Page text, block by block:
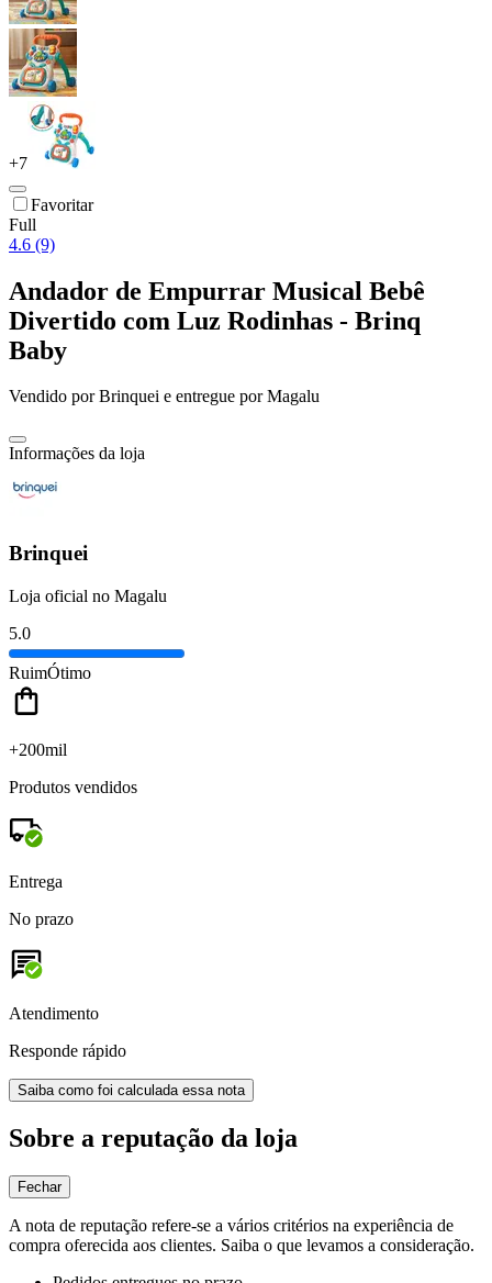
+7
Favoritar
Full
4.6 (9)
Andador de Empurrar Musical Bebê
Divertido com Luz Rodinhas - Brinq
Baby
Vendido porBrinquei e entregue por Magalu
Informações da loja
Brinquei
Loja oficial no Magalu
5.0
RuimÓtimo
+200mil
Produtos vendidos
Entrega
No prazo
Atendimento
Responde rápido
Saiba como foi calculada essa nota
Sobre a reputação da loja
Fechar
A nota de reputação refere-se a vários critérios na experiência de
compra oferecida aos clientes. Saiba o que levamos a consideração.